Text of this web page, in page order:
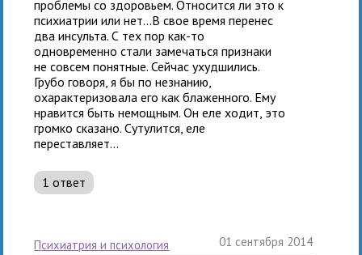
проблемы со здоровьем. Относится ли это к
психиатрии или нет...В свое время перенес
два инсульта. С тех пор как-то
одновременно стали замечаться признаки
не совсем понятные. Сейчас ухудшились.
Грубо говоря, я бы по незнанию,
охарактеризовала его как блаженного. Ему
нравится быть немощным. Он еле ходит, это
громко сказано. Сутулится, еле
переставляет...
1 ответ
психиатрия и психология 01 сентября 2014